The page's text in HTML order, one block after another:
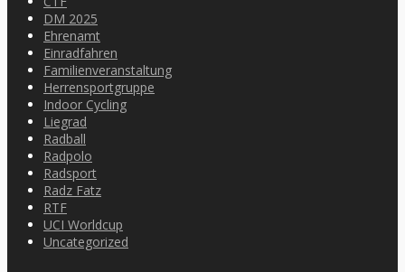
DM 2025
Ehrenamt
Einradfahren
Familienveranstaltung
Herrensportgruppe
Indoor Cycling
Liegrad
Radball
Radpolo
Radsport
Radz Fatz
RTF
UCI Worldcup
Uncategorized